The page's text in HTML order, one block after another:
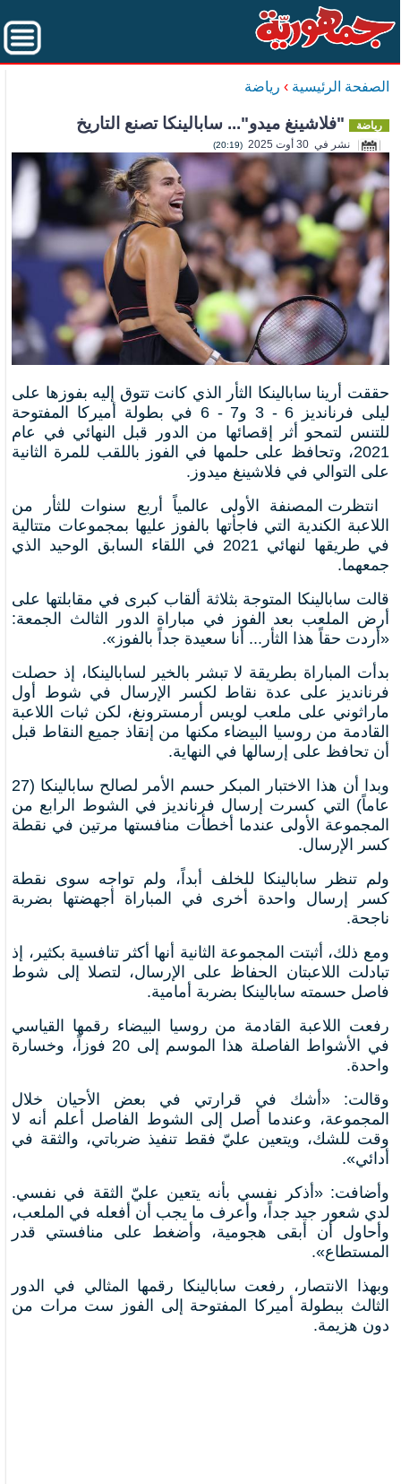
الصفحة الرئيسية › رياضة
رياضة "فلاشينغ ميدو"... سابالينكا تصنع التاريخ
نشر في 30 أوت 2025 (20:19)
حققت أرينا سابالينكا الثأر الذي كانت تتوق إليه بفوزها على
ليلى فرنانديز 6 - 3 و7 - 6 في بطولة أميركا المفتوحة
للتنس لتمحو أثر إقصائها من الدور قبل النهائي في عام
2021، وتحافظ على حلمها في الفوز باللقب للمرة الثانية
على التوالي في فلاشينغ ميدوز.
انتظرت المصنفة الأولى عالمياً أربع سنوات للثأر من
اللاعبة الكندية التي فاجأتها بالفوز عليها بمجموعات متتالية
في طريقها لنهائي 2021 في اللقاء السابق الوحيد الذي
جمعهما.
قالت سابالينكا المتوجة بثلاثة ألقاب كبرى في مقابلتها على
أرض الملعب بعد الفوز في مباراة الدور الثالث الجمعة:
«أردت حقاً هذا الثأر... أنا سعيدة جداً بالفوز».
بدأت المباراة بطريقة لا تبشر بالخير لسابالينكا، إذ حصلت
فرنانديز على عدة نقاط لكسر الإرسال في شوط أول
ماراثوني على ملعب لويس أرمسترونغ، لكن ثبات اللاعبة
القادمة من روسيا البيضاء مكنها من إنقاذ جميع النقاط قبل
أن تحافظ على إرسالها في النهاية.
وبدا أن هذا الاختبار المبكر حسم الأمر لصالح سابالينكا (27
عاماً) التي كسرت إرسال فرنانديز في الشوط الرابع من
المجموعة الأولى عندما أخطأت منافستها مرتين في نقطة
كسر الإرسال.
ولم تنظر سابالينكا للخلف أبداً، ولم تواجه سوى نقطة
كسر إرسال واحدة أخرى في المباراة أجهضتها بضربة
ناجحة.
ومع ذلك، أثبتت المجموعة الثانية أنها أكثر تنافسية بكثير، إذ
تبادلت اللاعبتان الحفاظ على الإرسال، لتصلا إلى شوط
فاصل حسمته سابالينكا بضربة أمامية.
رفعت اللاعبة القادمة من روسيا البيضاء رقمها القياسي
في الأشواط الفاصلة هذا الموسم إلى 20 فوزاً، وخسارة
واحدة.
وقالت: «أشك في قرارتي في بعض الأحيان خلال
المجموعة، وعندما أصل إلى الشوط الفاصل أعلم أنه لا
وقت للشك، ويتعين عليّ فقط تنفيذ ضرباتي، والثقة في
أدائي».
وأضافت: «أذكر نفسي بأنه يتعين عليّ الثقة في نفسي.
لدي شعور جيد جداً، وأعرف ما يجب أن أفعله في الملعب،
وأحاول أن أبقى هجومية، وأضغط على منافستي قدر
المستطاع».
وبهذا الانتصار، رفعت سابالينكا رقمها المثالي في الدور
الثالث ببطولة أميركا المفتوحة إلى الفوز ست مرات من
دون هزيمة.